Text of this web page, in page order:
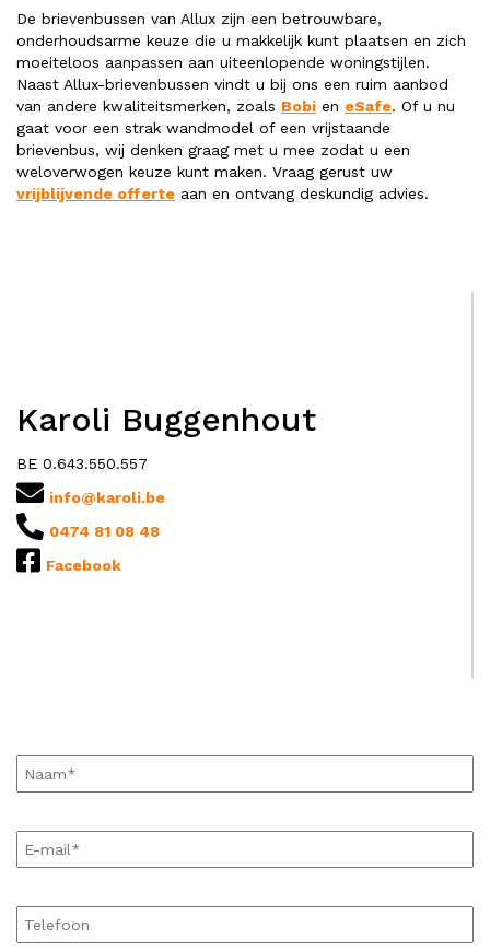
De brievenbussen van Allux zijn een betrouwbare,
onderhoudsarme keuze die u makkelijk kunt plaatsen en zich
moeiteloos aanpassen aan uiteenlopende woningstijlen.
Naast Allux-brievenbussen vindt u bij ons een ruim aanbod
van andere kwaliteitsmerken, zoals Bobi en eSafe. Of u nu
gaat voor een strak wandmodel of een vrijstaande
brievenbus, wij denken graag met u mee zodat u een
weloverwogen keuze kunt maken. Vraag gerust uw
vrijblijvende offerte aan en ontvang deskundig advies.
Karoli Buggenhout
BE 0.643.550.557
info@karoli.be
0474 81 08 48
Facebook